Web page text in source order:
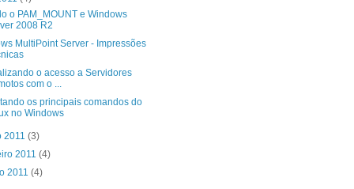
o PAM_MOUNT e Windows
2008 R2
MultiPoint Server - Impressões
o acesso a Servidores
com o ...
os principais comandos do
no Windows
2011(3)
2011(4)
2011(4)